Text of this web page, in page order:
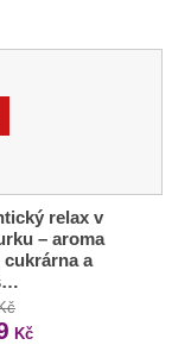
relax v
– aroma
cukrárna a
Kč